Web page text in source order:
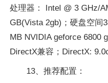
处理器： Intel @ 3 GHz/
GB(Vista 2gb)；硬盘空间
MB NVIDIA geforce 6800
DirectX兼容；DirectX:
13、推荐配置：